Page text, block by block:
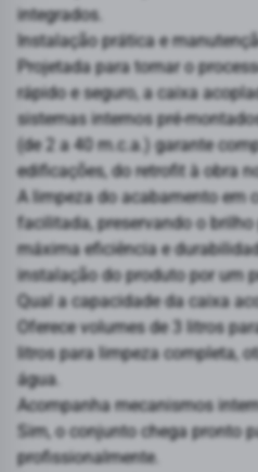
integrados.
Instalação prática e
Projetada para tornar o
rápido e seguro, a caixa
sistemas internos pré-
(de 2 a 40 m.c.a.) garante
edificações, do retrofit à obra
A limpeza do acabamento em
facilitada, preservando o
máxima eficiência e
instalação do produto por um
Qual a capacidade da caixa
Oferece volumes de 3 litros
litros para limpeza completa,
água.
Acompanha mecanismos
Sim, o conjunto chega pronto
profissionalmente.